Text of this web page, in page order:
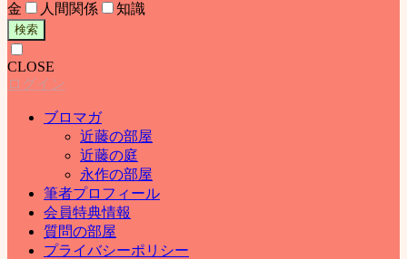
金
人間関係 知識
検索
CLOSE
ログイン
ブロマガ
近藤の部屋
近藤の庭
永作の部屋
筆者プロフィール
会員特典情報
質問の部屋
プライバシーポリシー